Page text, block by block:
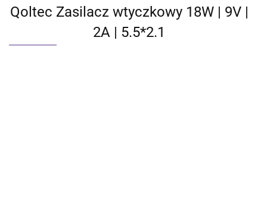
Zgody cookies
Qoltec Zasilacz wtyczkowy 18W | 9V |
2A | 5.5*2.1